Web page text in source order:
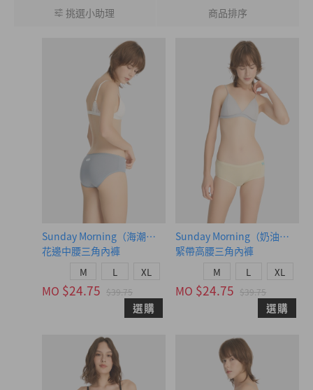
挑選小助理 商品排序
Sunday Morning（海潮藍-賴床小狗）
花邊中腰三角內褲
M L XL
MO $24.75 $39.75
選購
Sunday Morning（奶油黃-早
緊帶高腰三角內褲
M L XL
MO $24.75 $39.75
選購